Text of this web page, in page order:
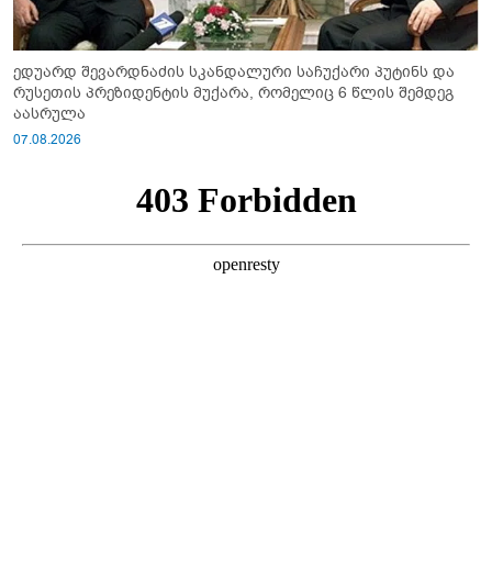
ედუარდ შევარდნაძის სკანდალური საჩუქარი პუტინს და
რუსეთის პრეზიდენტის მუქარა, რომელიც 6 წლის შემდეგ
აასრულა
07.08.2026